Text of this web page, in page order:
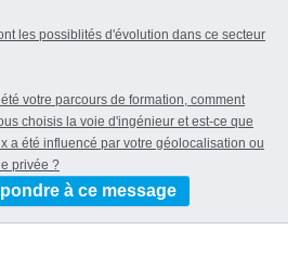
les possiblités d'évolution dans ce secteur
votre parcours de formation, comment
choisis la voie d'ingénieur et est-ce que
a été influencé par votre géolocalisation ou
privée ?
à ce message